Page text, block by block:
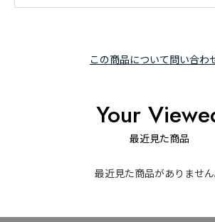
この商品について問い合わ
Your
最近見た商品
最近見た商品がありません